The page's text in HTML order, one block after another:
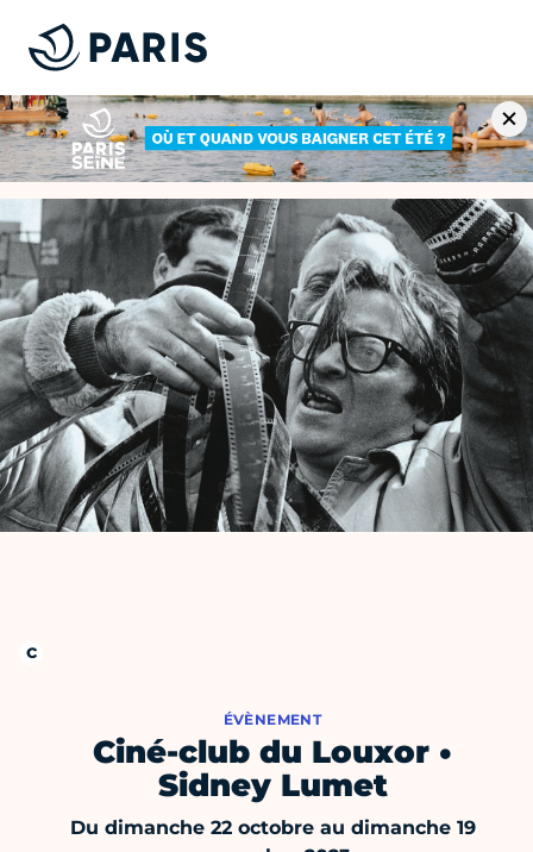
ÉVÈNEMENT
Ciné-club du Louxor •
Sidney Lumet
Du dimanche 22 octobre au dimanche 19